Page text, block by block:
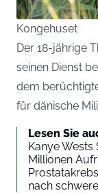
Kongehuset
Der 18-jährige
seinen Dienst
dem
für dänische
Lesen Sie
Kanye Wests
Millionen
nach